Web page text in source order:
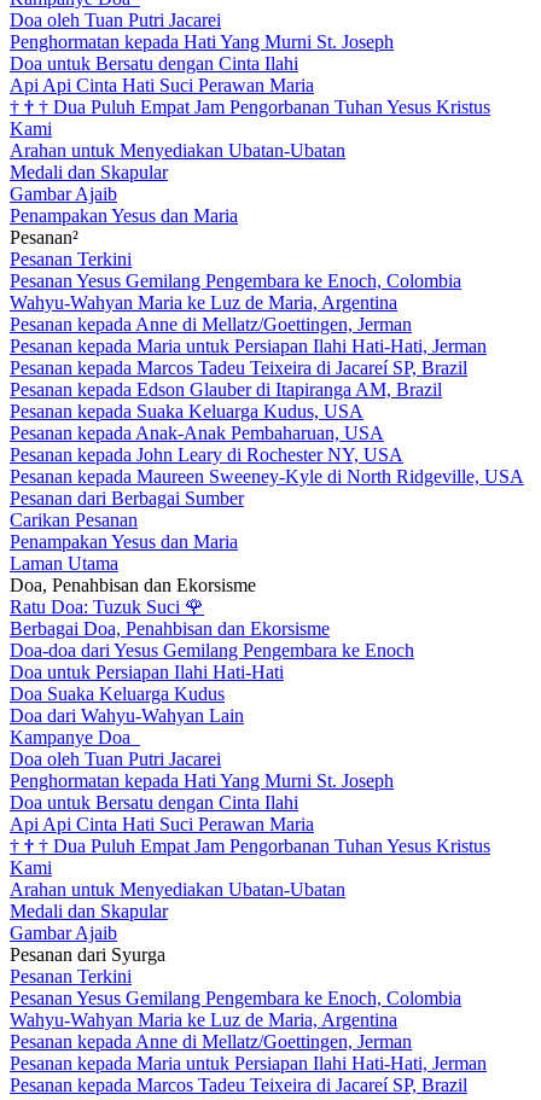
Doa oleh Tuan Putri Jacarei
Penghormatan kepada Hati Yang Murni St. Joseph
Doa untuk Bersatu dengan Cinta Ilahi
Api Api Cinta Hati Suci Perawan Maria
† † † Dua Puluh Empat Jam Pengorbanan Tuhan Yesus Kristus
Kami
Arahan untuk Menyediakan Ubatan-Ubatan
Medali dan Skapular
Gambar Ajaib
Penampakan Yesus dan Maria
Pesanan²
Pesanan Terkini
Pesanan Yesus Gemilang Pengembara ke Enoch, Colombia
Wahyu-Wahyan Maria ke Luz de Maria, Argentina
Pesanan kepada Anne di Mellatz/Goettingen, Jerman
Pesanan kepada Maria untuk Persiapan Ilahi Hati-Hati, Jerman
Pesanan kepada Marcos Tadeu Teixeira di Jacareí SP, Brazil
Pesanan kepada Edson Glauber di Itapiranga AM, Brazil
Pesanan kepada Suaka Keluarga Kudus, USA
Pesanan kepada Anak-Anak Pembaharuan, USA
Pesanan kepada John Leary di Rochester NY, USA
Pesanan kepada Maureen Sweeney-Kyle di North Ridgeville, USA
Pesanan dari Berbagai Sumber
Carikan Pesanan
Penampakan Yesus dan Maria
Laman Utama
Doa, Penahbisan dan Ekorsisme
Ratu Doa: Tuzuk Suci 🌹
Berbagai Doa, Penahbisan dan Ekorsisme
Doa-doa dari Yesus Gemilang Pengembara ke Enoch
Doa untuk Persiapan Ilahi Hati-Hati
Doa Suaka Keluarga Kudus
Doa dari Wahyu-Wahyan Lain
Kampanye Doa
Doa oleh Tuan Putri Jacarei
Penghormatan kepada Hati Yang Murni St. Joseph
Doa untuk Bersatu dengan Cinta Ilahi
Api Api Cinta Hati Suci Perawan Maria
† † † Dua Puluh Empat Jam Pengorbanan Tuhan Yesus Kristus
Kami
Arahan untuk Menyediakan Ubatan-Ubatan
Medali dan Skapular
Gambar Ajaib
Pesanan dari Syurga
Pesanan Terkini
Pesanan Yesus Gemilang Pengembara ke Enoch, Colombia
Wahyu-Wahyan Maria ke Luz de Maria, Argentina
Pesanan kepada Anne di Mellatz/Goettingen, Jerman
Pesanan kepada Maria untuk Persiapan Ilahi Hati-Hati, Jerman
Pesanan kepada Marcos Tadeu Teixeira di Jacareí SP, Brazil